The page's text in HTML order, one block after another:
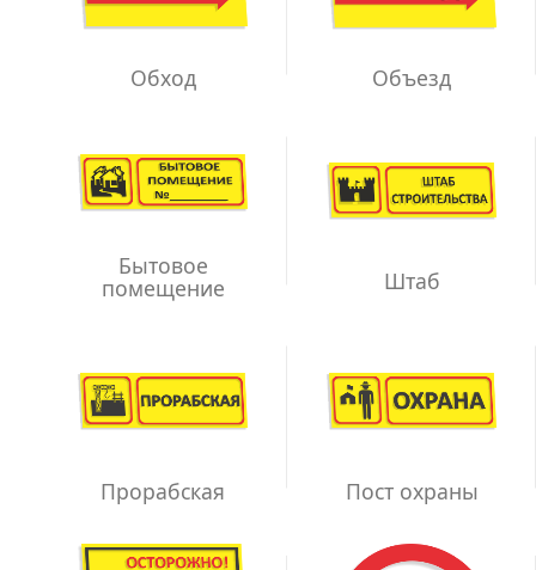
Обход Объезд
Бытовое
помещение Штаб
Прорабская Пост охраны